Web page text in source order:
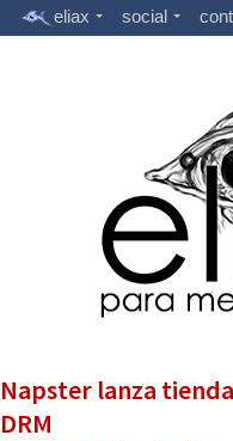
eliax social
Napster lanza
DRM